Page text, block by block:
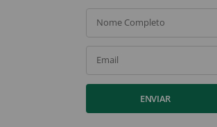
Nome Completo
Email
ENVIAR